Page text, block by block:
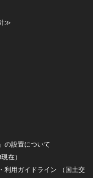
≫
の設置について
在）
利用ガイドライン （国土交